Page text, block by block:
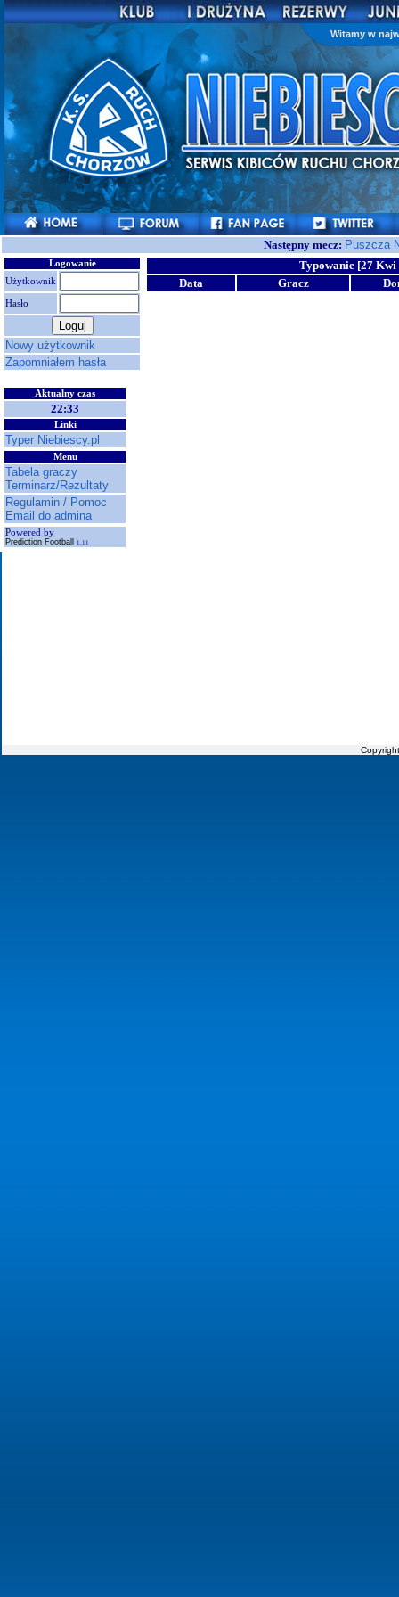
Witamy w
Następny mecz: Puszcza
Logowanie
Użytkownik
Hasło
Nowy użytkownik
Zapomniałem hasła
Aktualny czas
22:33
Linki
Typer Niebiescy.pl
Menu
Tabela graczy
Terminarz/Rezultaty
Regulamin / Pomoc
Email do admina
Powered by
Prediction Football 1.11
Typowanie [27 Kwi
Data
Gracz